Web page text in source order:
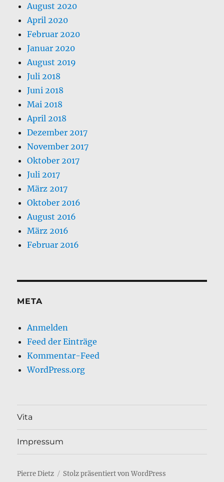
August 2020
April 2020
Februar 2020
Januar 2020
August 2019
Juli 2018
Juni 2018
Mai 2018
April 2018
Dezember 2017
November 2017
Oktober 2017
Juli 2017
März 2017
Oktober 2016
August 2016
März 2016
Februar 2016
META
Anmelden
Feed der Einträge
Kommentar-Feed
WordPress.org
Vita
Impressum
Pierre Dietz Stolz präsentiert von WordPress